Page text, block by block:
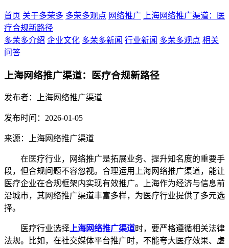
首页 关于多荣多 多荣多观点 网络推广
上海网络推广渠道：医
疗合规新路径
多荣多介绍 企业文化 多荣多新闻 行业新闻 多荣多观点 相关
问答
上海网络推广渠道：医疗合规新路径
发布者：上海网络推广渠道
发布时间：2026-01-05
来源：上海网络推广渠道
在医疗行业，网络推广是拓展业务、提升知名度的重要手
段，但合规问题不容忽视。合理运用上海网络推广渠道，能让
医疗企业在合规框架内实现有效推广。上海作为经济与信息前
沿城市，其网络推广渠道丰富多样，为医疗行业提供了多元选
择。
医疗行业选择上海网络推广渠道时，要严格遵循相关法律
法规。比如，在社交媒体平台推广时，不能夸大医疗效果、虚